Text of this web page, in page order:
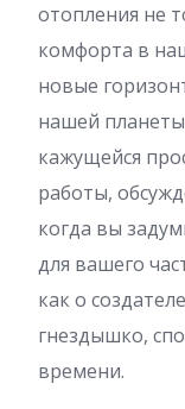
отопления не
комфорта в
новые
нашей
кажущейся
работы,
когда вы
для вашего
как о
гнездышко,
времени.